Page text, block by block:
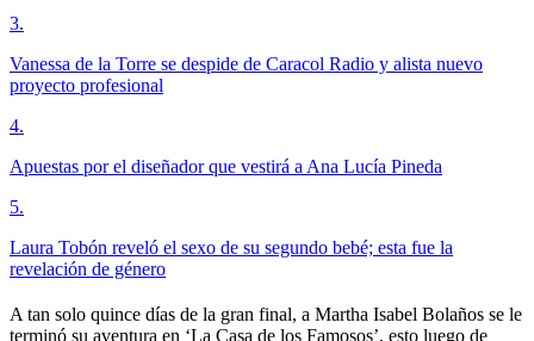
3.
Vanessa de la Torre se despide de Caracol Radio y alista nuevo
proyecto profesional
4.
Apuestas por el diseñador que vestirá a Ana Lucía Pineda
5.
Laura Tobón reveló el sexo de su segundo bebé; esta fue la
revelación de género
A tan solo quince días de la gran final, a Martha Isabel Bolaños se le
terminó su aventura en ‘La Casa de los Famosos’, esto luego de